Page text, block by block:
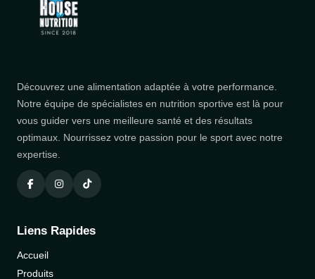
Découvrez une alimentation adaptée à votre performance.
Notre équipe de spécialistes en nutrition sportive est là pour
vous guider vers une meilleure santé et des résultats
optimaux. Nourrissez votre passion pour le sport avec notre
expertise.
Liens Rapides
Accueil
Produits